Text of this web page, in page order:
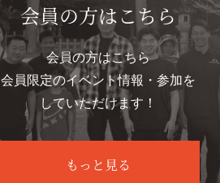
会員の方はこちら
会員の方はこちら
会員限定のイベント情報・参加を
していただけます！
もっと見る